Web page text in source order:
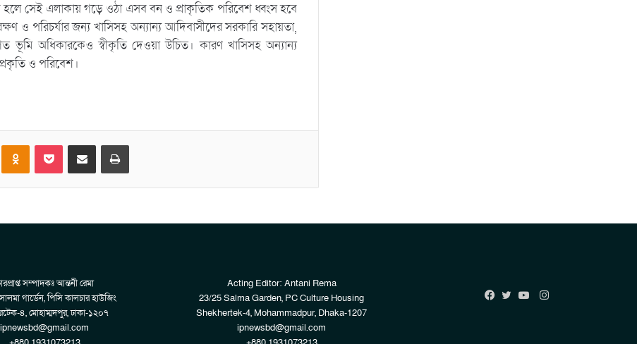
সেই এলাকায় গড়ে ওঠা এসব বন ও প্রাকৃতিক পরিবেশ ধ্বংস হবে
ও পরিচর্যার জন্য খাসিসহ অন্যান্য আদিবাসীদের সরকারি সহায়তা,
ভূমি অধিকারকেও স্বীকৃতি দেওয়া উচিত। কারণ খাসিসহ অন্যান্য
ও পরিবেশ।
সম্পাদকঃ আন্তনী রেমা
গার্ডেন, পিসি কালচার হাউজিং
৪, মোহাম্মদপুর, ঢাকা-১২০৭
ipnewsbd@gmail.com
Acting Editor: Antani Rema
23/25 Salma Garden, PC Culture Housing
Shekhertek-4, Mohammadpur, Dhaka-1207
ipnewsbd@gmail.com
Instagram